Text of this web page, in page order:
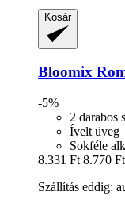
Kosár
Bloomix
-5%
2 darabos
Ívelt üveg
Sokféle
8.331 Ft 8.770 Ft
Szállítás eddig: